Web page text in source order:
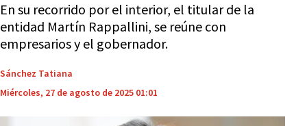
En su recorrido por el interior, el titular de la
entidad Martín Rappallini, se reúne con
empresarios y el gobernador.
Sánchez Tatiana
Miércoles, 27 de agosto de 2025 01:01